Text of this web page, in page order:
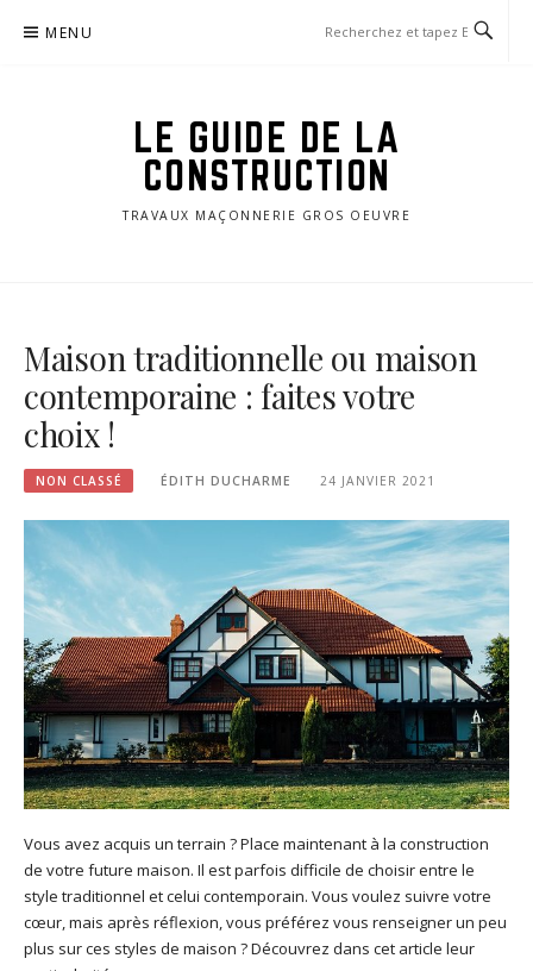
MENU
LE GUIDE DE LA
CONSTRUCTION
TRAVAUX MAÇONNERIE GROS OEUVRE
Maison traditionnelle ou maison
contemporaine : faites votre
choix !
NON CLASSÉ ÉDITH DUCHARME 24 JANVIER 2021
Vous avez acquis un terrain ? Place maintenant à la construction
de votre future maison. Il est parfois difficile de choisir entre le
style traditionnel et celui contemporain. Vous voulez suivre votre
cœur, mais après réflexion, vous préférez vous renseigner un peu
plus sur ces styles de maison ? Découvrez dans cet article leur